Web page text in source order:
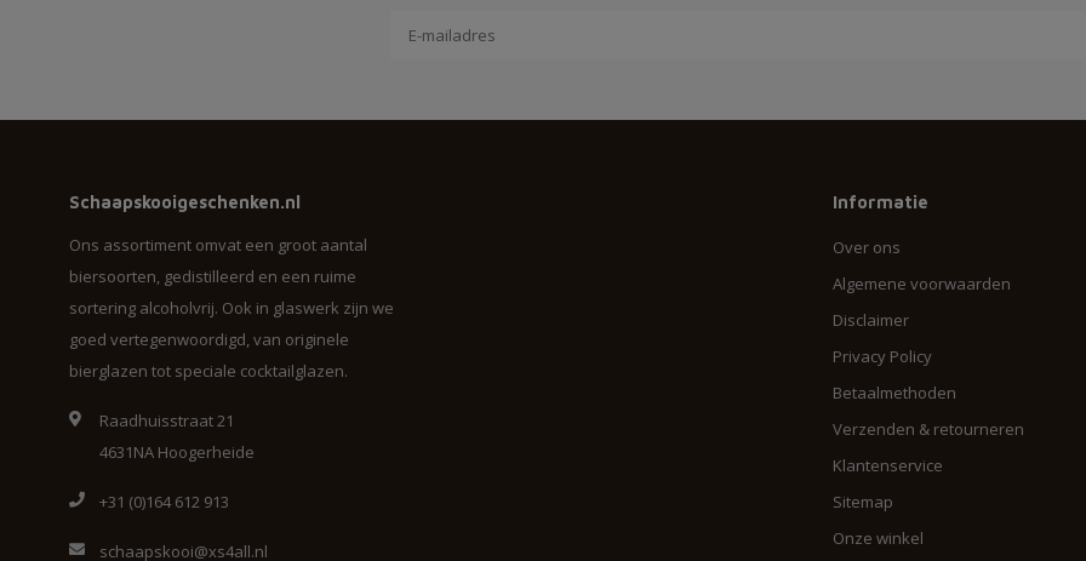
Schaapskooigeschenken.nl
Ons assortiment omvat een groot aantal
biersoorten, gedistilleerd en een ruime
sortering alcoholvrij. Ook in glaswerk zijn we
goed vertegenwoordigd, van originele
bierglazen tot speciale cocktailglazen.
Raadhuisstraat 21
4631NA Hoogerheide
+31 (0)164 612 913
schaapskooi@xs4all.nl
Informatie
Over ons
Algemene voorwaarden
Disclaimer
Privacy Policy
Betaalmethoden
Verzenden & retourneren
Klantenservice
Sitemap
Onze winkel